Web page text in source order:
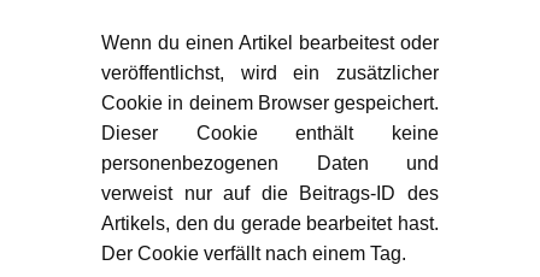
Wenn du einen Artikel bearbeitest oder
veröffentlichst, wird ein zusätzlicher
Cookie in deinem Browser gespeichert.
Dieser Cookie enthält keine
personenbezogenen Daten und
verweist nur auf die Beitrags-ID des
Artikels, den du gerade bearbeitet hast.
Der Cookie verfällt nach einem Tag.